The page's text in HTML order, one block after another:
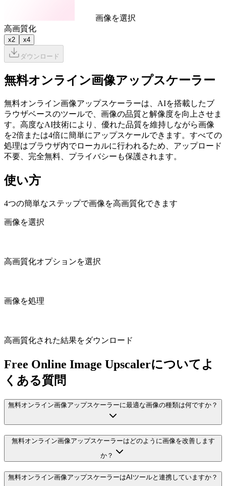
画像を選択
高画質化
x2 x4
ダウンロード
無料オンライン画像アップスケーラー
無料オンライン画像アップスケーラーは、AIを搭載したブ
ラウザベースのツールで、画像の品質と解像度を向上させま
す。高度なAI技術により、優れた品質を維持しながら画像
を2倍または4倍に簡単にアップスケールできます。すべての
処理はブラウザ内でローカルに行われるため、アップロード
不要、完全無料、プライバシーも保護されます。
使い方
4つの簡単なステップで画像を高画質化できます
画像を選択
高画質化オプションを選択
画像を処理
高画質化された結果をダウンロード
Free Online Image Upscalerについてよ
くある質問
無料オンライン画像アップスケーラーに最適な画像の種類は何ですか？
無料オンライン画像アップスケーラーはどのように画像を改善します
か？
無料オンライン画像アップスケーラーはAIツールと連携していますか？